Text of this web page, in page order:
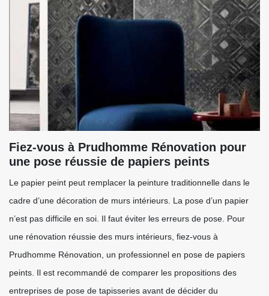
Fiez-vous à Prudhomme Rénovation pour
une pose réussie de papiers peints
Le papier peint peut remplacer la peinture traditionnelle dans le
cadre d’une décoration de murs intérieurs. La pose d’un papier
n’est pas difficile en soi. Il faut éviter les erreurs de pose. Pour
une rénovation réussie des murs intérieurs, fiez-vous à
Prudhomme Rénovation, un professionnel en pose de papiers
peints. Il est recommandé de comparer les propositions des
entreprises de pose de tapisseries avant de décider du